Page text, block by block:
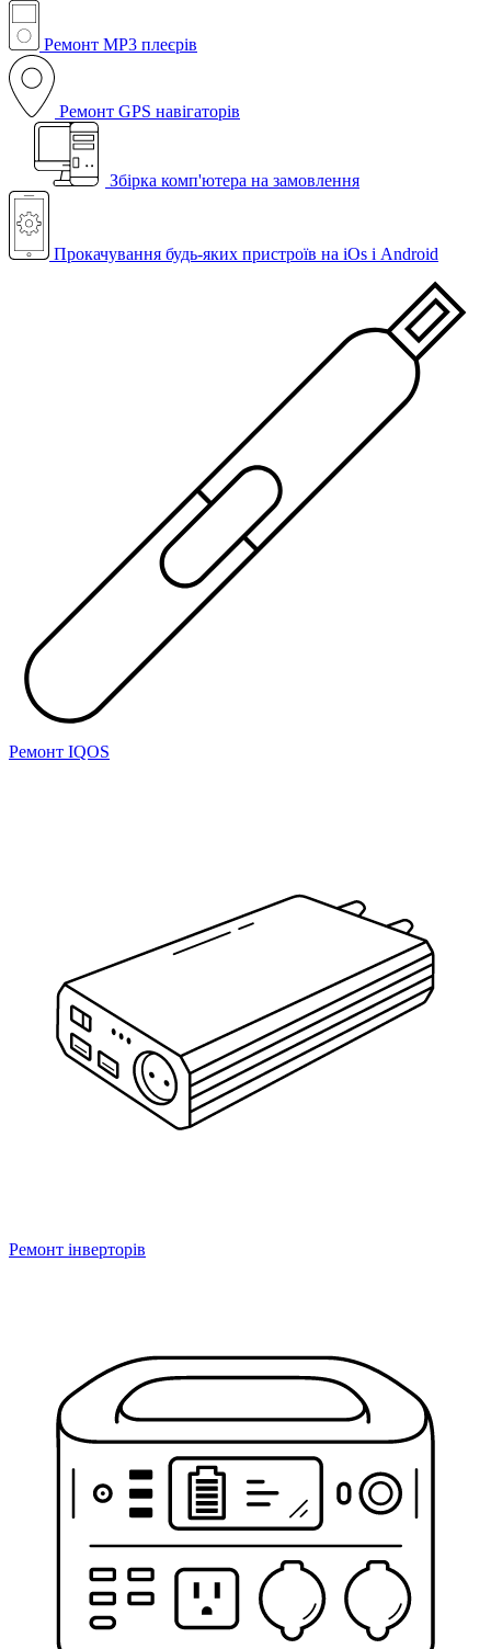
Ремонт MP3 плеєрів
Ремонт GPS навігаторів
Збірка комп'ютера на замовлення
Прокачування будь-яких пристроїв на iOs і Android
Ремонт IQOS
Ремонт інверторів